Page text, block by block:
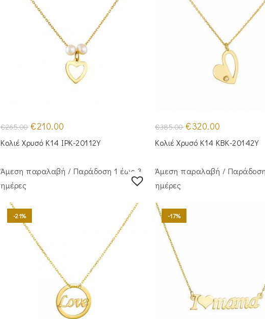
€265.00 Original
price
was:
€265.00.
€210.00
τιμή
είναι:
Κολιέ Χρυσό Κ14 IPK-20112Y
€385.00 Original
price
was:
€385.00.
€320.00
τιμή
είναι:
Κολιέ Χρυσό Κ14 KBK-20142Y
Άμεση παραλαβή / Παράδoση 1 έως 3
ημέρες
-21%
Άμεση παραλαβή /
ημέρες
-17%